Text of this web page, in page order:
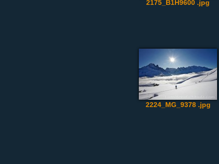
2175_B1H9600 .jpg
2224_MG_9378 .jpg